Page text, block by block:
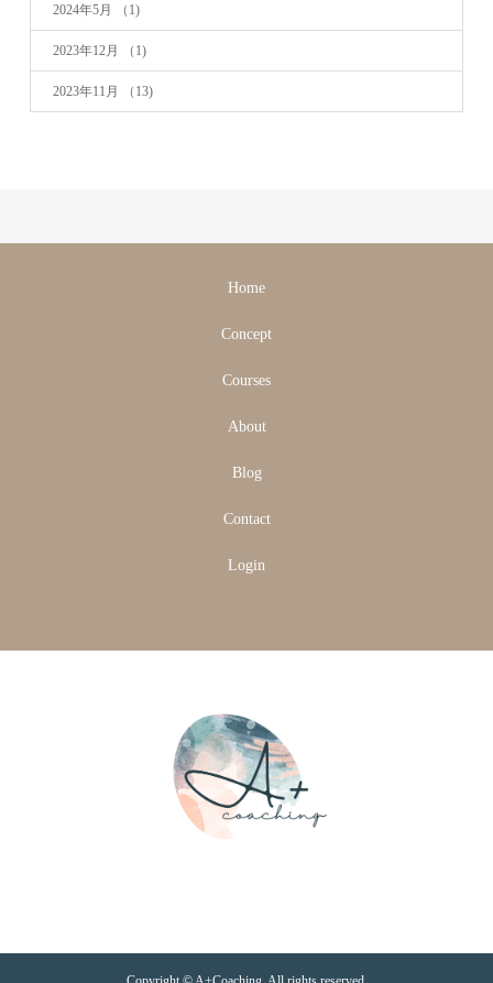
2024年5月 （1)
2023年12月 （1)
2023年11月 （13)
Home
Concept
Courses
About
Blog
Contact
Login